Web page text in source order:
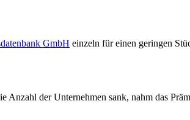
GmbH einzeln für einen geringen
der Unternehmen sank, nahm das